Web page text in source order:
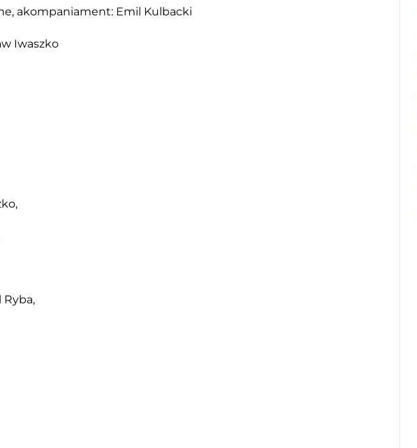
akompaniament: Emil Kulbacki
Iwaszko
Ryba,